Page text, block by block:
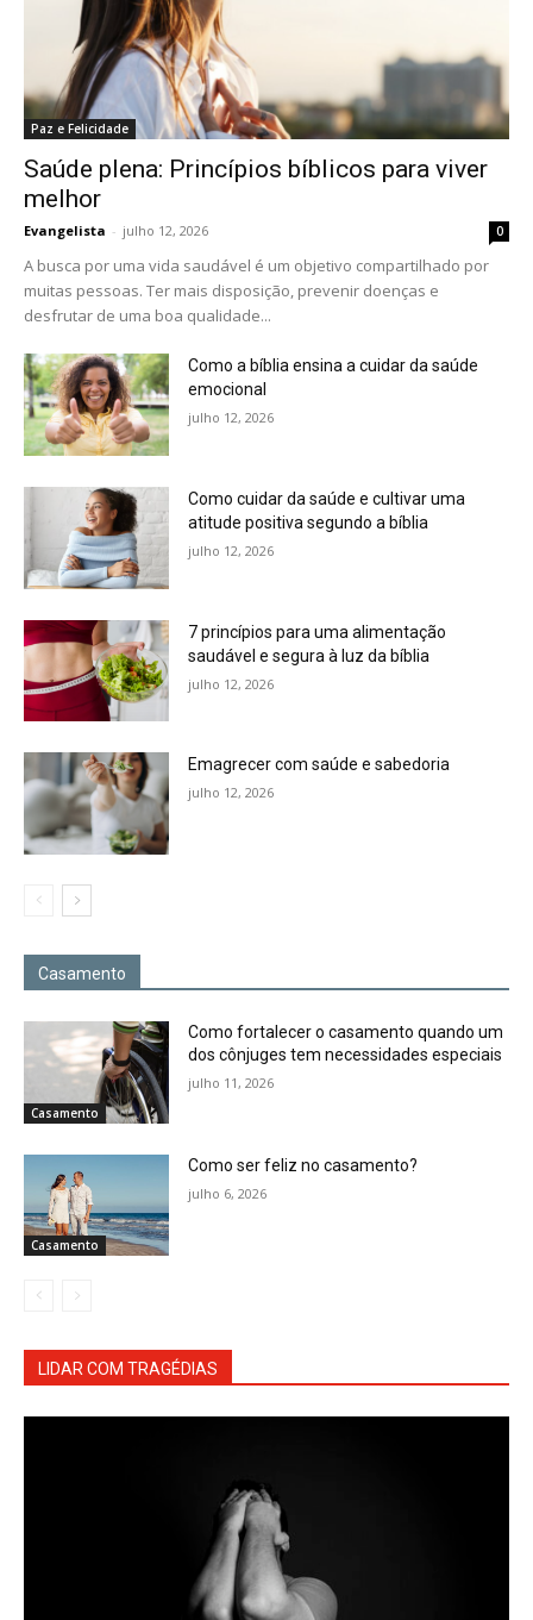
Paz e Felicidade
Saúde plena: Princípios bíblicos para viver
melhor
Evangelista - julho 12, 2026 0
A busca por uma vida saudável é um objetivo compartilhado por
muitas pessoas. Ter mais disposição, prevenir doenças e
desfrutar de uma boa qualidade...
Como a bíblia ensina a cuidar da saúde
emocional
julho 12, 2026
Como cuidar da saúde e cultivar uma
atitude positiva segundo a bíblia
julho 12, 2026
7 princípios para uma alimentação
saudável e segura à luz da bíblia
julho 12, 2026
Emagrecer com saúde e sabedoria
julho 12, 2026
Casamento
Casamento
Como fortalecer o casamento quando um
dos cônjuges tem necessidades especiais
julho 11, 2026
Casamento
Como ser feliz no casamento?
julho 6, 2026
LIDAR COM TRAGÉDIAS